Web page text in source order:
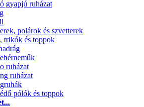
gyapjú ruházat
polárok és szvetterek
trikók és toppok
ruházat
ruházat
pólók és toppok